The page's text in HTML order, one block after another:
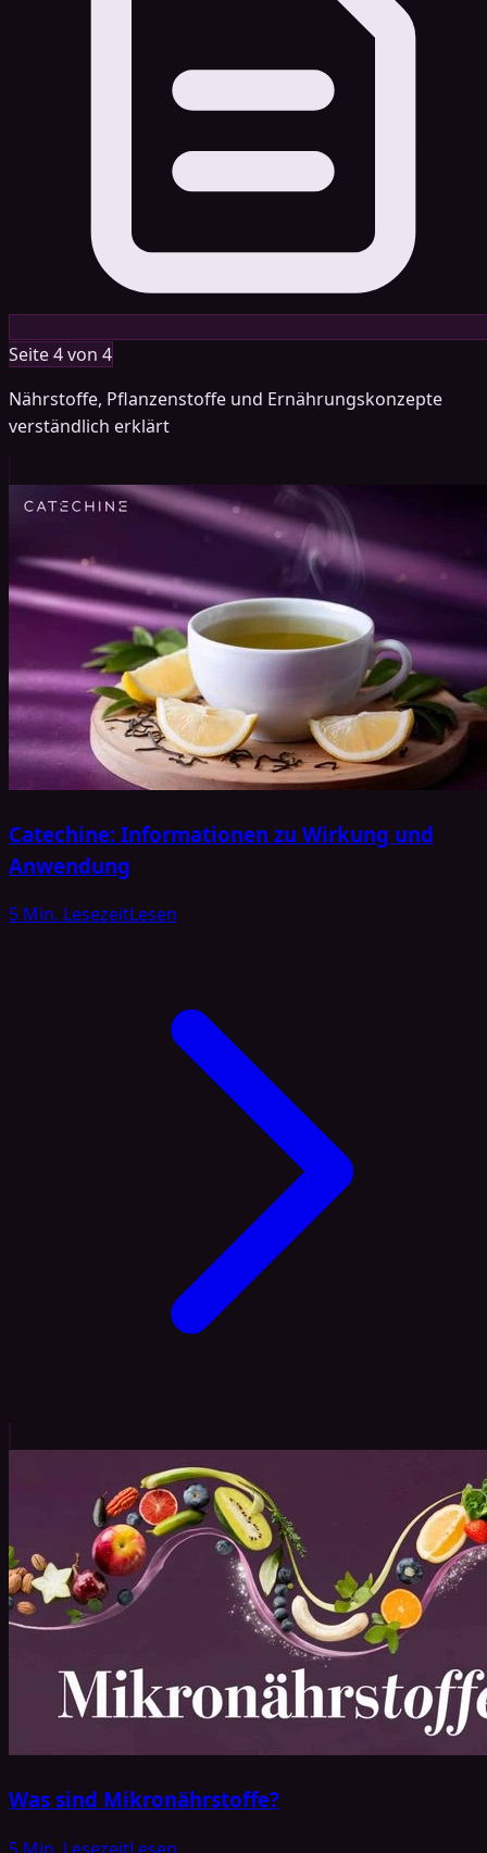
Seite 4 von 4
Nährstoffe, Pflanzenstoffe und Ernährungskonzepte
verständlich erklärt
Catechine: Informationen zu Wirkung und
Anwendung
5 Min. LesezeitLesen
Was sind Mikronährstoffe?